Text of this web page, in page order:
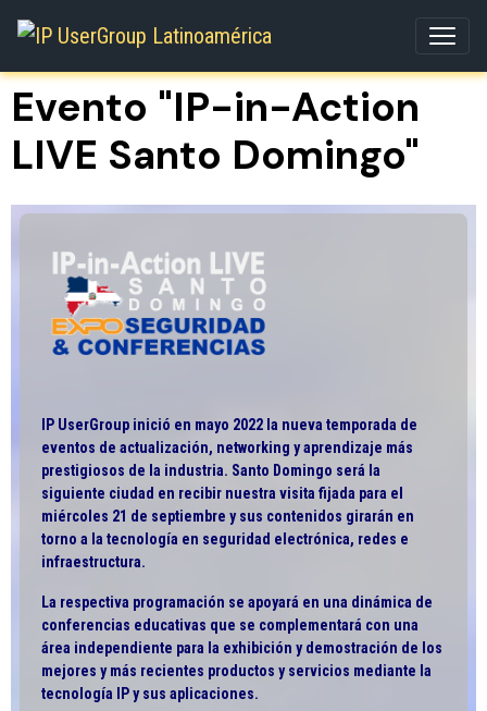
Evento "IP-in-Action
LIVE Santo Domingo"
IP UserGroup inició en mayo 2022 la nueva temporada de
eventos de actualización, networking y aprendizaje más
prestigiosos de la industria. Santo Domingo será la
siguiente ciudad en recibir nuestra visita fijada para el
miércoles 21 de septiembre y sus contenidos girarán en
torno a la tecnología en seguridad electrónica, redes e
infraestructura.
La respectiva programación se apoyará en una dinámica de
conferencias educativas que se complementará con una
área independiente para la exhibición y demostración de los
mejores y más recientes productos y servicios mediante la
tecnología IP y sus aplicaciones.